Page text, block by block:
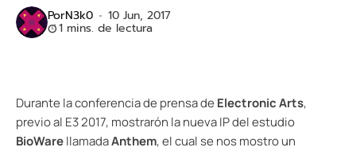
PorN3k0 10 Jun, 2017
1 mins. de lectura
Durante la conferencia de prensa de Electronic Arts,
previo al E3 2017, mostrarón la nueva IP del estudio
BioWarellamadaAnthem, el cual se nos mostro un